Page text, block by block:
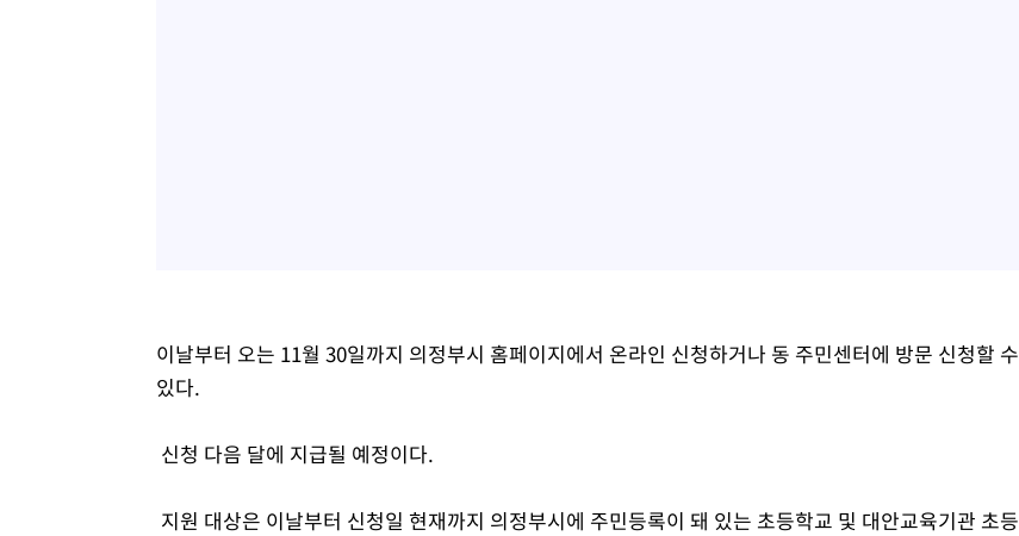
이날부터 오는 11월 30일까지 의정부시 홈페이지에서 온라인 신청하거나 동 주민센터에 방문 신청할 수
있다.
신청 다음 달에 지급될 예정이다.
지원 대상은 이날부터 신청일 현재까지 의정부시에 주민등록이 돼 있는 초등학교 및 대안교육기관 초등